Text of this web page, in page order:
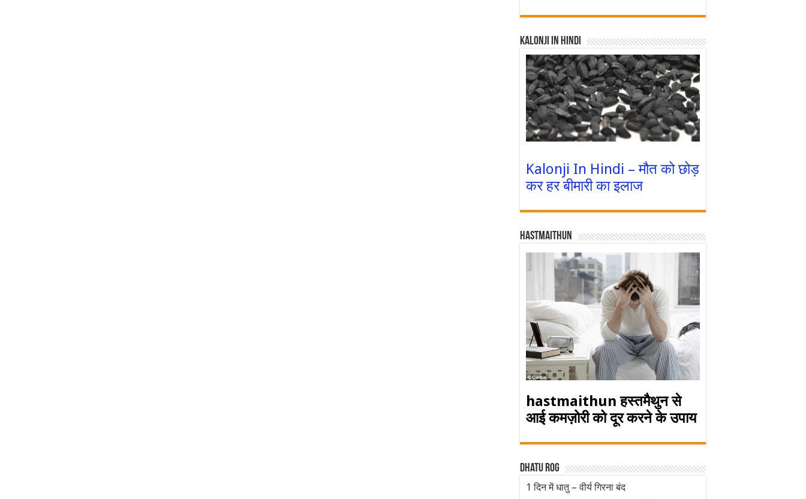
Kalonji In Hindi
Kalonji In Hindi – मौत को छोड़
कर हर बीमारी का इलाज
Hastmaithun
hastmaithun हस्तमैथुन से
आई कमज़ोरी को दूर करने के उपाय
Dhatu rog
1 दिन में धातु – वीर्य गिरना बंद